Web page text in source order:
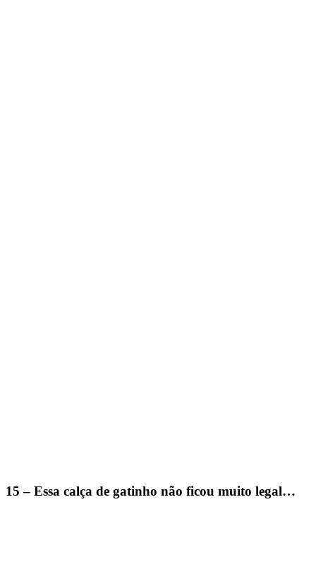
15 – Essa calça de gatinho não ficou muito legal…